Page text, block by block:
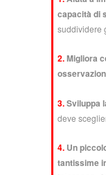
capacità di
suddividere
2.Migliora
3.Sviluppa
deve
4. Un
tantissime